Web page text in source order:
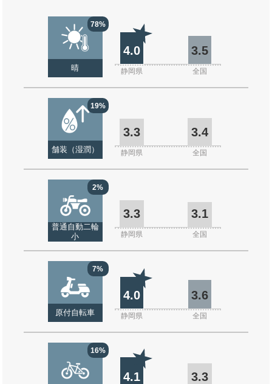
78%
晴
4.0 3.5
静岡県 全国
19%
舗装（湿潤）
3.3 3.4
静岡県 全国
2%
普通自動二輪
小
3.3 3.1
静岡県 全国
7%
原付自転車
4.0 3.6
静岡県 全国
16%
4.1 3.3